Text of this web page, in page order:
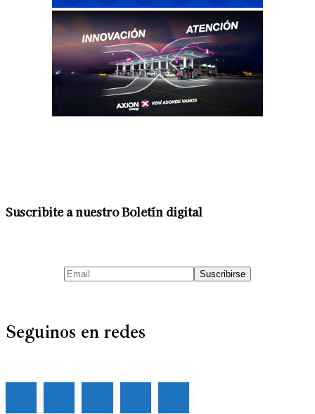
Suscribite a nuestro Boletín digital
Seguinos en redes